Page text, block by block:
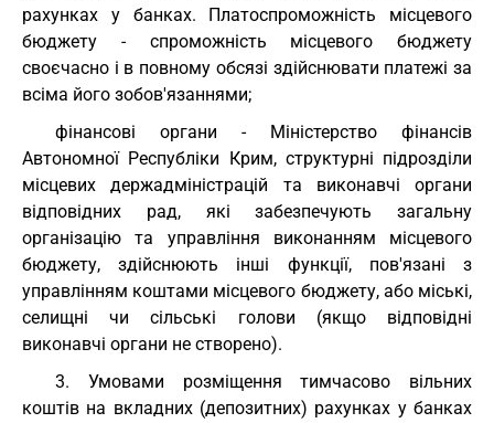
рахунках у банках. Платоспроможність місцевого
бюджету - спроможність місцевого бюджету
своєчасно і в повному обсязі здійснювати платежі за
всіма його зобов'язаннями;
фінансові органи - Міністерство фінансів
Автономної Республіки Крим, структурні підрозділи
місцевих держадміністрацій та виконавчі органи
відповідних рад, які забезпечують загальну
організацію та управління виконанням місцевого
бюджету, здійснюють інші функції, пов'язані з
управлінням коштами місцевого бюджету, або міські,
селищні чи сільські голови (якщо відповідні
виконавчі органи не створено).
3. Умовами розміщення тимчасово вільних
коштів на вкладних (депозитних) рахунках у банках